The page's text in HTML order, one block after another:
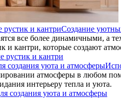
Создание
все более динамичными,
и кантри, которые создают
атмосферы в любом
интерьеру тепла и уюта.